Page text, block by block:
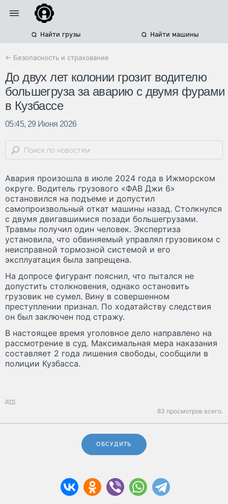
Найти грузы Найти машины
← Безопасность и страхование
До двух лет колонии грозит водителю
большегруза за аварию с двумя фурами
в Кузбассе
05:45, 29 Июня 2026
Авария произошла в июле 2024 года в Ижморском
округе. Водитель грузового «ФАВ Джи 6»
остановился на подъеме и допустил
самопроизвольный откат машины назад. Столкнулся
с двумя двигавшимися позади большегрузами.
Травмы получил один человек. Экспертиза
установила, что обвиняемый управлял грузовиком с
неисправной тормозной системой и его
эксплуатация была запрещена.
На допросе фигурант пояснил, что пытался не
допустить столкновения, однако остановить
грузовик не сумел. Вину в совершенном
преступлении признал. По ходатайству следствия
он был заключен под стражу.
В настоящее время уголовное дело направлено на
рассмотрение в суд. Максимальная мера наказания
составляет 2 года лишения свободы, сообщили в
полиции Кузбасса.
дтп
83 просмотров всего.
ОБСУДИТЬ